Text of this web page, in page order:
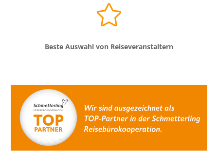

Beste Auswahl von Reiseveranstaltern